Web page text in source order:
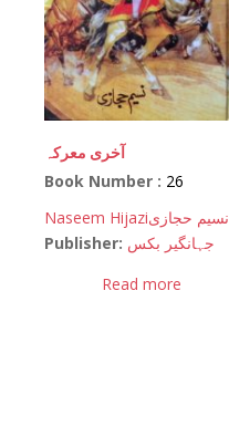
آخری معرکہ
Book Number : 26
Naseem Hijaziنسیم حجازی
Publisher: جہانگیر بکس
Read more